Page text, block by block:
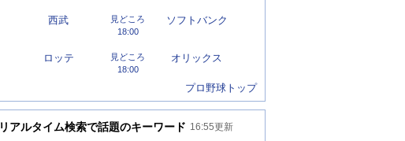
西武 ソフトバンク
18:00
見どころ
ロッテ オリックス
18:00
見どころ
プロ野球トップ
リアルタイム検索で話題のキーワード 16:55更新